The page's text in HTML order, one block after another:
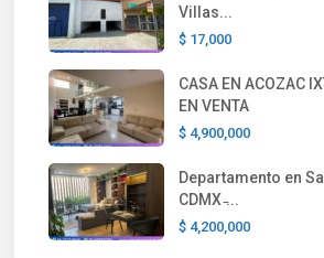
Villas...
$ 17,000
CASA EN ACOZAC
EN VENTA
$ 4,900,000
Departamento en
CDMX ̵...
$ 4,200,000